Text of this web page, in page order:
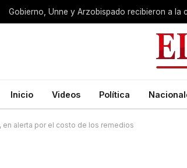
Inicio Videos Política
en alerta por el costo de los remedios